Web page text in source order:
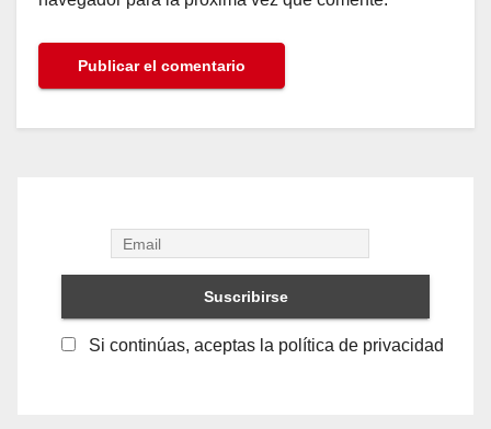
Si continúas, aceptas la política de privacidad